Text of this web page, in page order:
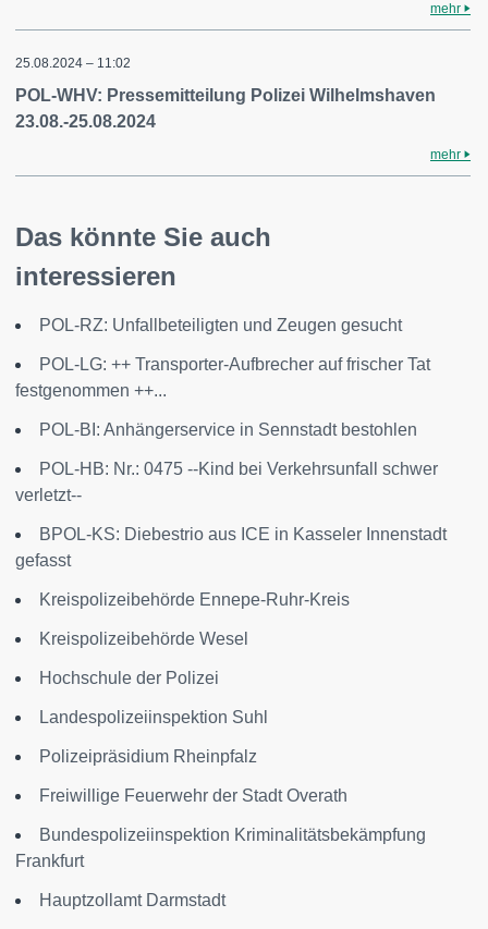
mehr
25.08.2024 – 11:02
POL-WHV: Pressemitteilung Polizei Wilhelmshaven
23.08.-25.08.2024
mehr
Das könnte Sie auch
interessieren
POL-RZ: Unfallbeteiligten und Zeugen gesucht
POL-LG: ++ Transporter-Aufbrecher auf frischer Tat
festgenommen ++...
POL-BI: Anhängerservice in Sennstadt bestohlen
POL-HB: Nr.: 0475 --Kind bei Verkehrsunfall schwer
verletzt--
BPOL-KS: Diebestrio aus ICE in Kasseler Innenstadt
gefasst
Kreispolizeibehörde Ennepe-Ruhr-Kreis
Kreispolizeibehörde Wesel
Hochschule der Polizei
Landespolizeiinspektion Suhl
Polizeipräsidium Rheinpfalz
Freiwillige Feuerwehr der Stadt Overath
Bundespolizeiinspektion Kriminalitätsbekämpfung
Frankfurt
Hauptzollamt Darmstadt